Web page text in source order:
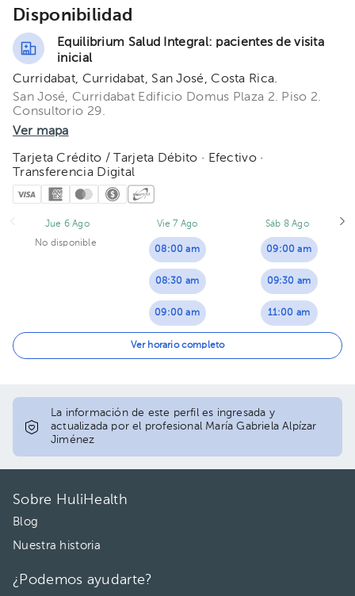
Disponibilidad
Equilibrium Salud Integral: pacientes de visita
inicial
Curridabat, Curridabat, San José, Costa Rica.
San José, Curridabat Edificio Domus Plaza 2. Piso 2.
Consultorio 29.
Ver mapa
Tarjeta Crédito / Tarjeta Débito · Efectivo ·
Transferencia Digital
Jue 6 Ago
No disponible
Vie 7 Ago
08:00 am
08:30 am
09:00 am
09:30 am
10:30 am
11:30 am
Sáb 8 Ago
09:00 am
09:30 am
11:00 am
Ver horario completo
La información de este perfil es ingresada y
actualizada por el profesional María Gabriela Alpízar
Jiménez
Sobre HuliHealth
Blog
Nuestra historia
¿Podemos ayudarte?